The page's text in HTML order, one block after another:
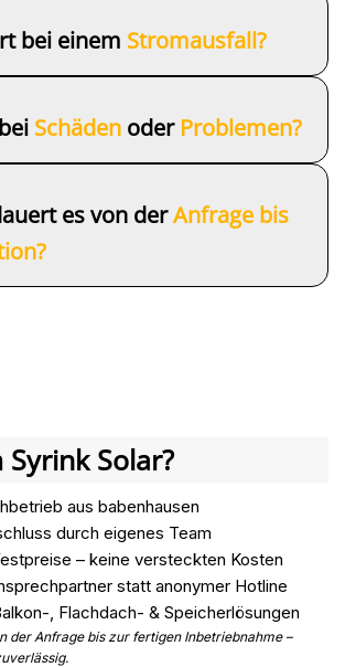
bei einem Stromausfall?
Schäden oder Problemen?
es von derAnfrage bis
Solar?
aus babenhausen
durch eigenes Team
– keine versteckten Kosten
statt anonymer Hotline
, Flachdach- & Speicherlösungen
der Anfrage bis zur fertigen Inbetriebnahme –